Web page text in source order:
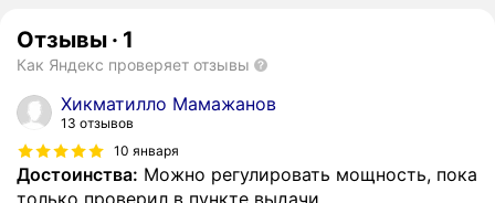
Отзывы · 1
Как Яндекс проверяет отзывы
Хикматилло Мамажанов
13 отзывов
10 января
Достоинства: Можно регулировать мощность, пока